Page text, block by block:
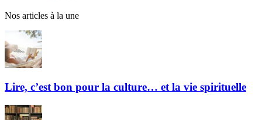
Nos articles à la une
Lire, c’est bon pour la culture… et la vie spirituelle